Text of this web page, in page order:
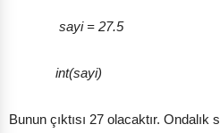
sayi = 27.5
int(sayi)
Bunun çıktısı 27 olacaktır.